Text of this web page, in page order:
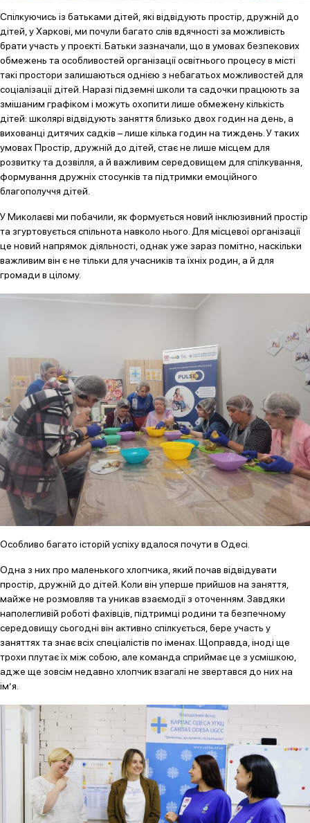
Спілкуючись із батьками дітей, які відвідують простір, дружній до
дітей, у Харкові, ми почули багато слів вдячності за можливість
брати участь у проєкті. Батьки зазначали, що в умовах безпекових
обмежень та особливостей організації освітнього процесу в місті
такі простори залишаються однією з небагатьох можливостей для
соціалізації дітей. Наразі підземні школи та садочки працюють за
змішаним графіком і можуть охопити лише обмежену кількість
дітей: школярі відвідують заняття близько двох годин на день, а
вихованці дитячих садків – лише кілька годин на тиждень. У таких
умовах Простір, дружній до дітей, стає не лише місцем для
розвитку та дозвілля, а й важливим середовищем для спілкування,
формування дружніх стосунків та підтримки емоційного
благополуччя дітей.
У Миколаєві ми побачили, як формується новий інклюзивний простір
та згуртовується спільнота навколо нього. Для місцевої організації
це новий напрямок діяльності, однак уже зараз помітно, наскільки
важливим він є не тільки для учасників та їхніх родин, а й для
громади в цілому.
Особливо багато історій успіху вдалося почути в Одесі.
Одна з них про маленького хлопчика, який почав відвідувати
простір, дружній до дітей. Коли він уперше прийшов на заняття,
майже не розмовляв та уникав взаємодії з оточенням. Завдяки
наполегливій роботі фахівців, підтримці родини та безпечному
середовищу сьогодні він активно спілкується, бере участь у
заняттях та знає всіх спеціалістів по іменах. Щоправда, іноді ще
трохи плутає їх між собою, але команда сприймає це з усмішкою,
адже ще зовсім недавно хлопчик взагалі не звертався до них на
ім’я.